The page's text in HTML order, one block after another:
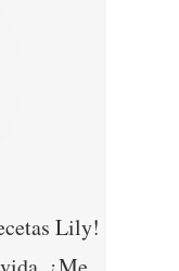
Lily!